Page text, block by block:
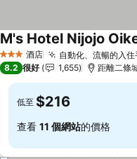
3 星級 酒店 自動化、流暢的入住
M's Hotel Nijojo
8.2 很好 1,655 距離二條
低至 $216
查看 11 個網站的價格